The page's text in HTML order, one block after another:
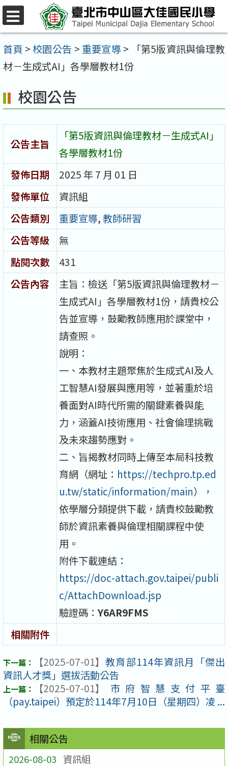
跳
至
主
要
容
區
首頁 >校園公告 > 重要宣導>
「第5版資訊與倫理教
材－生成式AI」各學層教材1份
相關公告
2026-08-03 資訊組
校園公告
公告主旨
「第5版資訊與倫理教材－生成式AI」
各學層教材1份
發佈日期
2025 年 7 月 01 日
發佈單位
資訊組
公告類別
重要宣導,教師研習
公告等級
無
點閱次數
431
公告內容
主旨：檢送「第5版資訊與倫理教材－
生成式AI」各學層教材1份，請貴校公
告並宣導，鼓勵教師應用於課堂中，
請查照。
說明：
一、本教材主題聚焦於生成式AI及人
工智慧AI發展與應用等，並著重於培
養面對AI時代所需的關鍵素養與能
力，涵蓋AI技術應用、社會倫理挑戰
及未來趨勢應對。
二、旨揭教材同時上傳至本局科技教
育網（網址： https://techpro.tp.ed
u.tw/static/information/main），
依學層分類提供下載，請貴校鼓勵教
師於資訊素養與倫理相關課程中使
用。
附件下載連結：
https://doc-attach.gov.taipei/publi
c/AttachDownload.jsp
驗證碼：Y6AR9FMS
相關附件
【2025-07-01】 教育部114年資訊月「傑出
資訊人才獎」選拔活動公告
【2025-07-01】
市府智慧支付平臺
（pay.taipei）預定於114年7月10日（星期四）凌 ...
選
單